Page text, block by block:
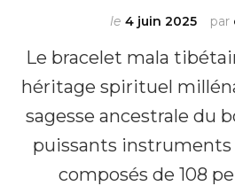
par
le 4 juin 2025
Le bracelet mala
héritage spirituel
sagesse ancestrale du
puissants
composés de 108